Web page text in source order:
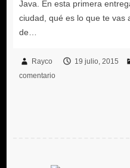
Rayco 19 julio, 2015
comentario